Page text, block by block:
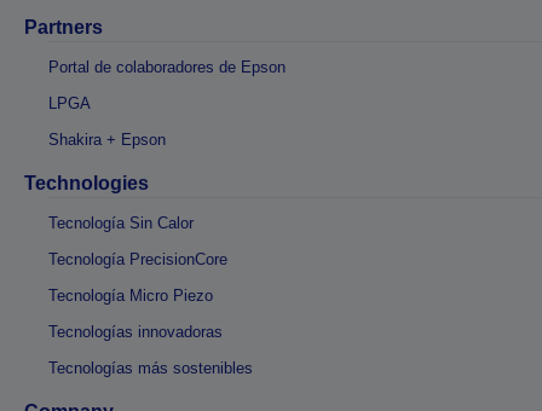
Partners
Portal de colaboradores de Epson
LPGA
Shakira + Epson
Technologies
Tecnología Sin Calor
Tecnología PrecisionCore
Tecnología Micro Piezo
Tecnologías innovadoras
Tecnologías más sostenibles